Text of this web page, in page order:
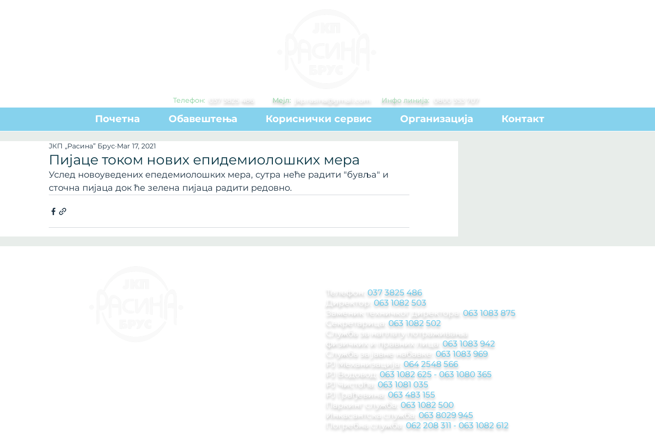
Телефон: 37 3825 486 Мејл: jkp.rasina@gmail.com Инфо линија: 0800 353 707
Почетна Обавештења Кориснички сервис Организација Контакт
Пијаце током нових епидемиолошких мера
ЈКП „Расина” Брус Mar 17, 2021
Услед новоуведених епедемиолошких мера, сутра неће радити "бувља" и
сточна пијаца док ће зелена пијаца радити редовно.
Телефон: 037 3825 486
Директор:
063 1082 503
Заменик техничког директора: 063 1083 875
Секретарица: 063 1082 502
Служба за наплату потраживања
физичких и правних лица: 063 1083 942
Служба за јавне набавке: 063 1083 969
РЈ Механизација: 064 2548 566
РЈ Водовод: 063 1082 625 - 063 1080 365
РЈ Чистоћа: 063 1081 035
РЈ Грађевина: 063 483 155
Паркинг служба 063 1082 500
Инкасантска служба: 063 8029 945
Погребна служба: 062 208 311 - 063 1082 612